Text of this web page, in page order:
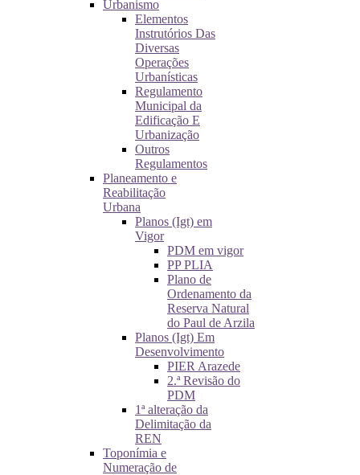
Urbanismo
Elementos
Instrutórios Das
Diversas
Operações
Urbanísticas
Regulamento
Municipal da
Edificação E
Urbanização
Outros
Regulamentos
Planeamento e
Reabilitação
Urbana
Planos (Igt) em
Vigor
PDM em vigor
PP PLIA
Plano de
Ordenamento da
Reserva Natural
do Paul de Arzila
Planos (Igt) Em
Desenvolvimento
PIER Arazede
2.ª Revisão do
PDM
1ª alteração da
Delimitação da
REN
Toponímia e
Numeração de